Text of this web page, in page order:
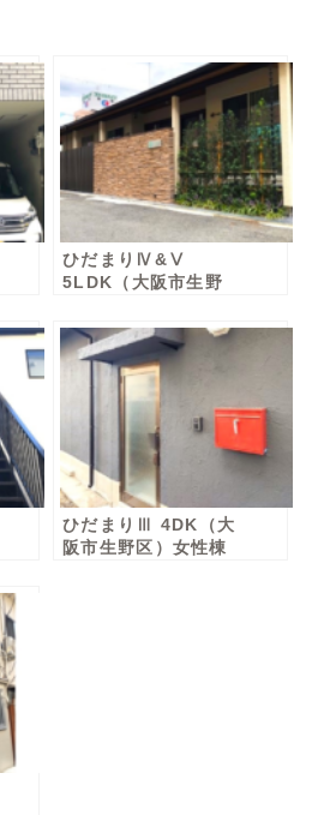
ひだまりⅣ&Ⅴ
5LDK（大阪市生野
ひだまりⅢ 4DK（大
阪市生野区）女性棟